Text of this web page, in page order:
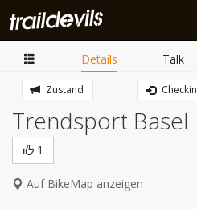
Details Talk
Zustand Checkin
Trendsport Basel
1
Auf BikeMap anzeigen